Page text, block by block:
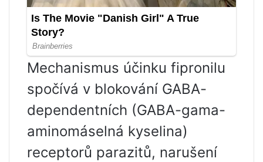
Mechanismus účinku fipronilu
spočívá v blokování GABA-
dependentních (GABA-gama-
aminomáselná kyselina)
receptorů parazitů, narušení